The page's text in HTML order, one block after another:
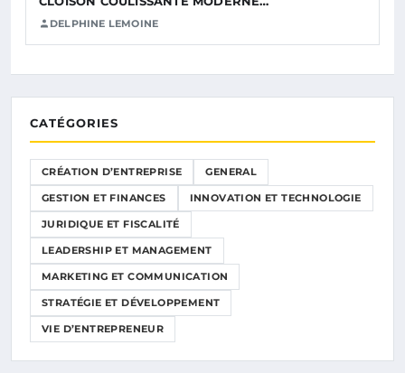
DELPHINE LEMOINE
CATÉGORIES
CRÉATION D’ENTREPRISE GENERAL
GESTION ET FINANCES INNOVATION ET TECHNOLOGIE
JURIDIQUE ET FISCALITÉ
LEADERSHIP ET MANAGEMENT
MARKETING ET COMMUNICATION
STRATÉGIE ET DÉVELOPPEMENT
VIE D’ENTREPRENEUR